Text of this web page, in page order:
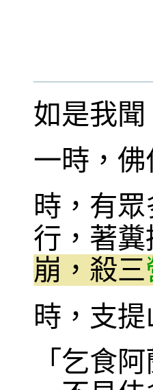
如是我聞
一時，
時，有
行，著
崩，殺三
時，支
「乞食